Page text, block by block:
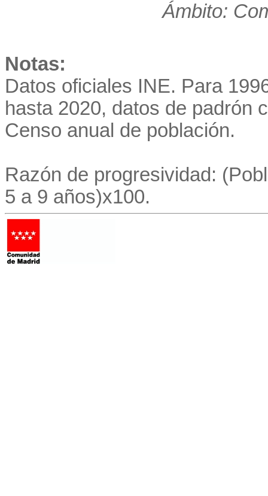
Ámbito:
Notas:
Datos oficiales INE. Para
hasta 2020, datos de padrón
Censo anual de población.
Razón de progresividad:
5 a 9 años)x100.